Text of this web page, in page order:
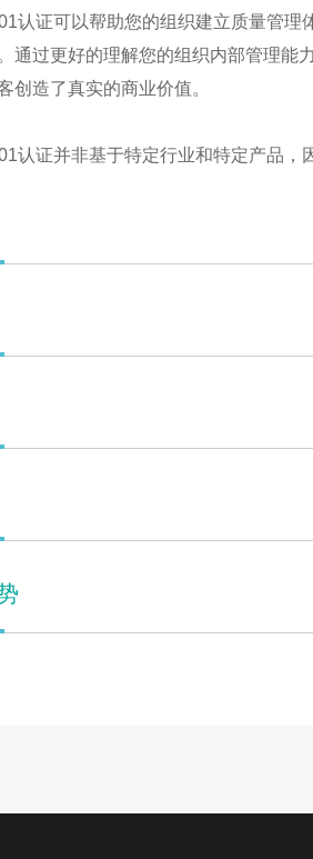
认证可以帮助您的组织建立质量管
通过更好的理解您的组织内部管理能
创造了真实的商业价值。
认证并非基于特定行业和特定产品，